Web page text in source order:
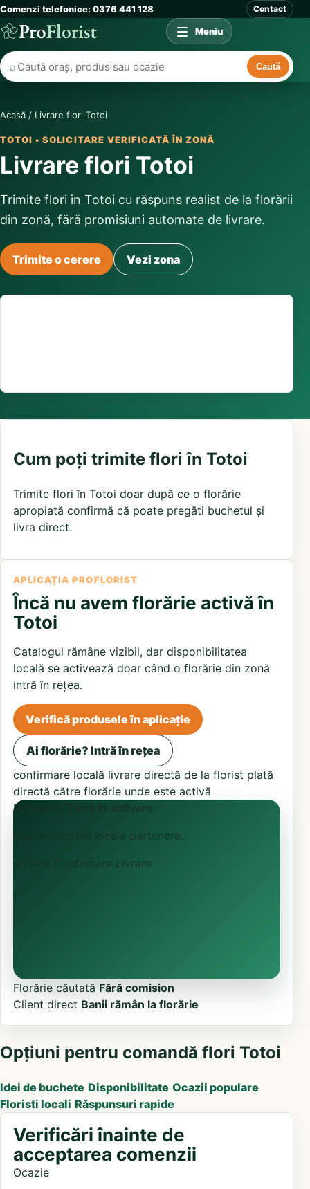
Comenzi telefonice: 0376 441 128 Contact
⌕ Caută
Meniu
Acasă / Livrare flori Totoi
TOTOI • SOLICITARE VERIFICATĂ ÎN ZONĂ
Livrare flori Totoi
Trimite flori în Totoi cu răspuns realist de la florării
din zonă, fără promisiuni automate de livrare.
Trimite o cerere Vezi zona
Cum poți trimite flori în Totoi
Trimite flori în Totoi doar după ce o florărie
apropiată confirmă că poate pregăti buchetul și
livra direct.
APLICAȚIA PROFLORIST
Încă nu avem florărie activă în
Totoi
Catalogul rămâne vizibil, dar disponibilitatea
locală se activează doar când o florărie din zonă
intră în rețea.
Verifică produsele în aplicație
Ai florărie? Intră în rețea
confirmare locală livrare directă de la florist plată
directă către florărie unde este activă
ProFlorist
Zonă în activare
Căutăm florării locale partenere.
Confirmare Livrare
Florărie căutată Fără comision
Client direct Banii rămân la florărie
Opțiuni pentru comandă flori Totoi
Idei de buchete Disponibilitate Ocazii populare
Floristi locali Răspunsuri rapide
Verificări înainte de
acceptarea comenzii
Ocazie